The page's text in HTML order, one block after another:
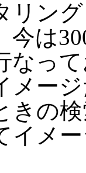
リン
今は
なっ
メー
きの
イメ